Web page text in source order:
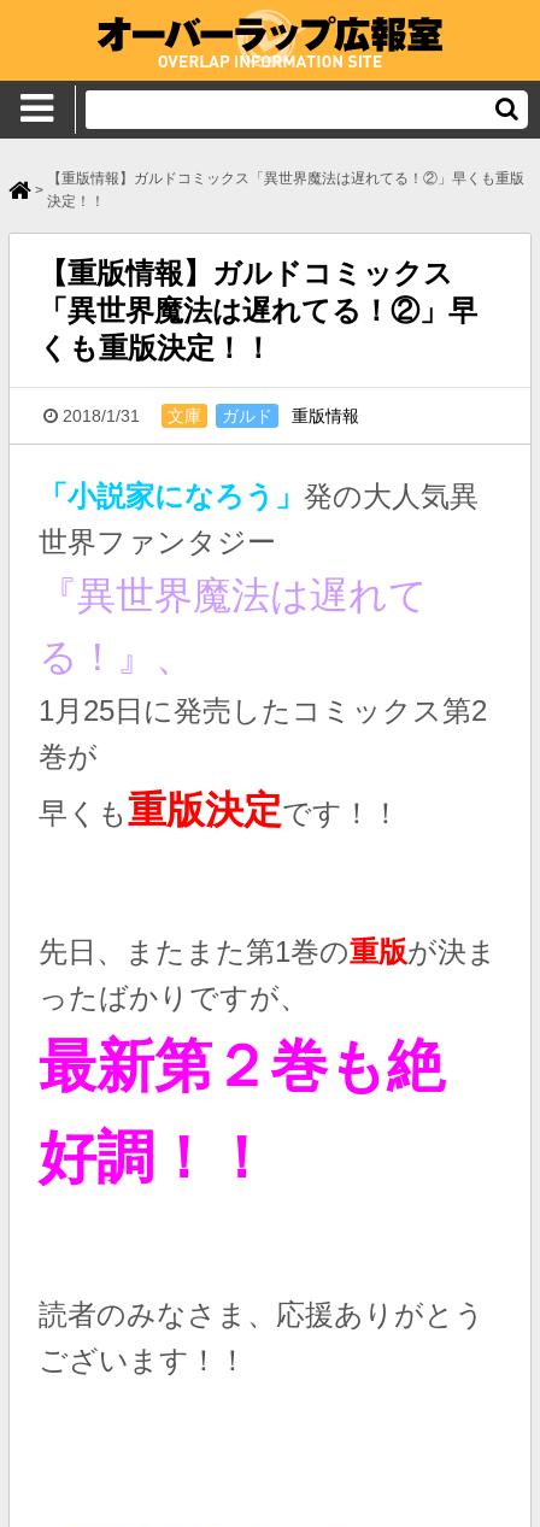
>
【重版情報】ガルドコミックス「異世界魔法は遅れてる！②」早くも重版
決定！！
【重版情報】ガルドコミックス
「異世界魔法は遅れてる！②」早
くも重版決定！！
2018/1/31 文庫 ガルド 重版情報
「小説家になろう」 発の大人気異
世界ファンタジー
『異世界魔法は遅れて
る！』、
1月25日に発売したコミックス第2
巻が
早くも重版決定です！！
先日、またまた第1巻の重版が決ま
ったばかりですが、
最新第２巻も絶
好調！！
読者のみなさま、応援ありがとう
ございます！！